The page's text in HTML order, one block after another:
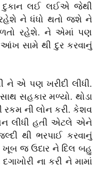
લઈ લઈએ જેથી
ને ધંધો થતો જશે ને
રહેશે. ને એમાં પણ
સામે થી દુર કરવાનું
ને એ પણ ખરીદી લીધી.
સહકાર મળ્યો. થોડા
રકમ ની લોન કરી. કેશવ
લીધી હતી એટલે એને
થી ભરપાઈ કરવાનું
ખૂબ જ ઉદાર ને દિલ બહુ
ના કરી ને મામાં